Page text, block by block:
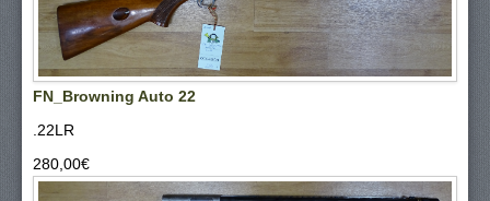
FN_Browning Auto 22
.22LR
280,00‎€